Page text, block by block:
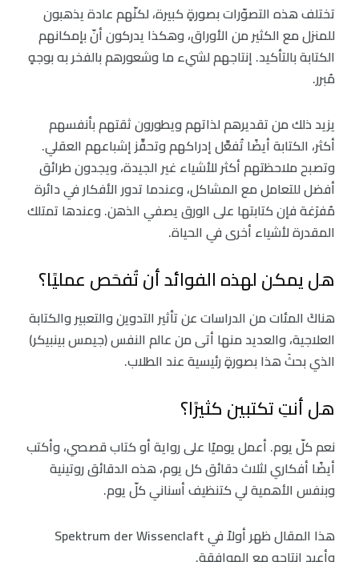
تختلف هذه التصوّرات بصورةٍ كبيرة، لكنّهم عادة يذهبون
للمنزل مع الكثير من الأوراق، وهكذا يدركون أنّ بإمكانهم
الكتابة بالتأكيد. إنتاجهم لشيء ما وشعورهم بالفخر به بوجهٍ
مُبرر.
يزيد ذلك من تقديرهم لذاتهم ويطورون ثقتهم بأنفسهم
أكثر، الكتابة أيضًا تُفعِّل إدراكهم وتحفِّز إشباعهم العقلي.
وتصبح ملاحظتهم أكثر للأشياء غير الجيدة، ويجدون طرائق
أفضل للتعامل مع المشاكل، وعندما تدور الأفكار في دائرة
مُفرَغة فإن كتابتها على الورق يصفي الذهن. وعندها تمتلك
المقدرة لأشياء أخرى في الحياة.
هل يمكن لهذه الفوائد أن تُفحَص عمليًا؟
هناكَ المئات من الدراسات عن تأثير التدوين والتعبير والكتابة
العلاجية، والعديد منها أتى من عالم النفس (جيمس بينبيكر)
الذي بحثَ هذا بصورةٍ رئيسية عند الطلاب.
هل أنتِ تكتبين كثيرًا؟
نعم كلّ يوم. أعمل يوميًا على رواية أو كتاب قصصي، وأكتب
أيضًا أفكاري لثلاث دقائق كل يوم، هذه الدقائق روتينية
وبنفس الأهمية لي كتنظيف أسناني كلّ يوم.
هذا المقال ظهر أولاً في Spektrum der Wissenclaft
وأعيد إنتاجه مع الموافقة.